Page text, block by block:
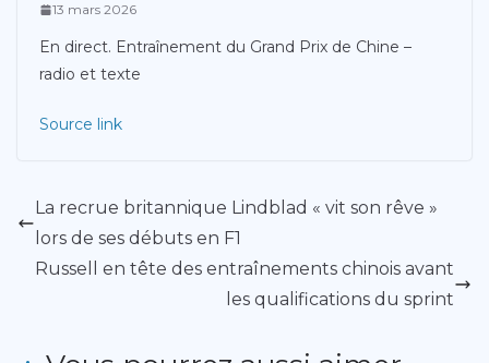
13 mars 2026
En direct. Entraînement du Grand Prix de Chine –
radio et texte
Source link
La recrue britannique Lindblad « vit son rêve »
lors de ses débuts en F1
Russell en tête des entraînements chinois avant
les qualifications du sprint